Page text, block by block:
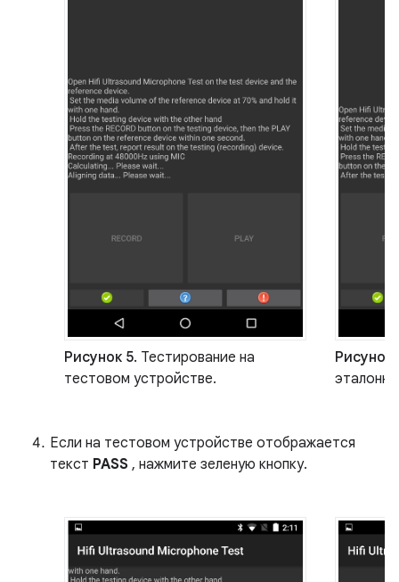
Рисунок 5. Тестирование на
тестовом устройстве.
Рисунок
Если на тестовом устройстве отображается
текст PASS , нажмите зеленую кнопку.